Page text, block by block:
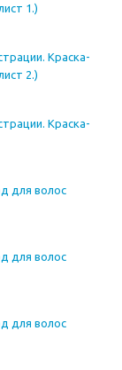
1.)
Краска-
2.)
Краска-
для волос
для волос
для волос